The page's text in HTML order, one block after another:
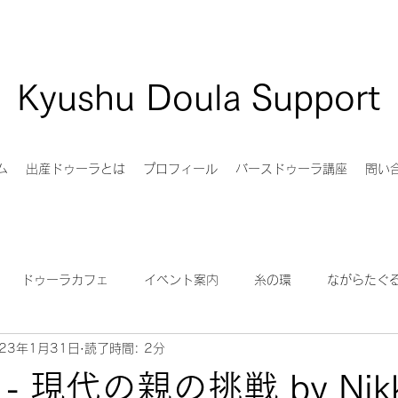
Kyushu Doula Support
出産ドゥーラとは プロフィール バースドゥーラ講座 問い
ドゥーラカフェ イベント案内 糸の環 ながらたぐ
サポート バースアート
現代の親の挑戦 by
年1月31日 読了時間: 2分